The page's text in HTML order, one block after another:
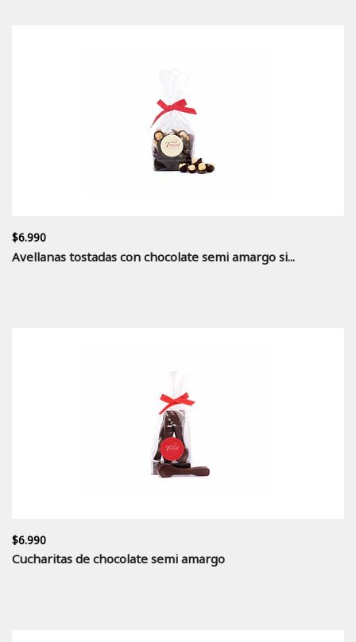
$6.990
Avellanas tostadas con chocolate semi amargo si...
$6.990
Cucharitas de chocolate semi amargo